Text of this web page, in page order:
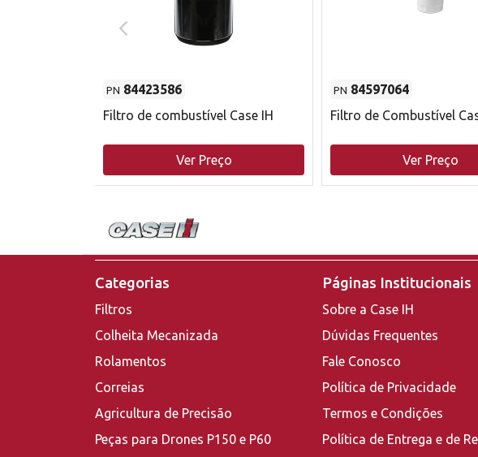
PN 84423586
Filtro de combustível Case IH
Ver Preço
PN 84597064
Filtro de Combustível
Ver Preço
Categorias
Filtros
Colheita Mecanizada
Rolamentos
Correias
Agricultura de Precisão
Peças para Drones P150 e P60
Páginas Institucionais
Sobre a Case IH
Dúvidas Frequentes
Fale Conosco
Política de Privacidade
Termos e Condições
Política de Entrega e de